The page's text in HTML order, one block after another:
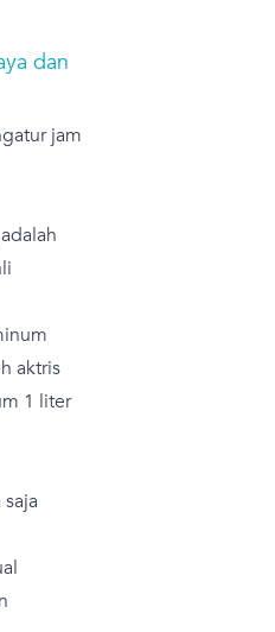
dan
jam
aktris
1 liter